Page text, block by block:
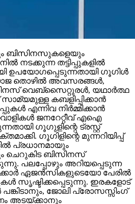
ബിസിനസുകളെയും
നടക്കുന്ന തട്ടിപ്പുകളില്‍
ഉപയോഗപ്പെടുന്നതായി ഗൂഗിള്‍
തൊഴില്‍ അവസരങ്ങള്‍,
വെബ്‌സൈറ്റുരള്‍, യഥാര്‍ത്ഥ
കബളിപ്പിക്കാന്‍
എന്നിവ നിര്‍മ്മിക്കാന്‍
ജനറേറ്റീവ് എഐ
ഗൂഗുളിന്റെ ട്രസ്റ്റ്
ഗൂഗിളിന്റെ മുന്നറിയിപ്പ്
പ്രധാനമായും
ചെറുകിട ബിസിനസ്
പലപ്പോഴും അറിയപ്പെടുന്ന
ഏജന്‍സികളുടെയോ പേരില്‍
സൃഷ്ടിക്കപ്പെടുന്നു. ഇരകളോട്
ജോലി പ്രോസസ്സിംഗ്
അടയ്ക്കാനും